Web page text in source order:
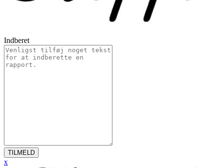
Indberet
TILMELD
x